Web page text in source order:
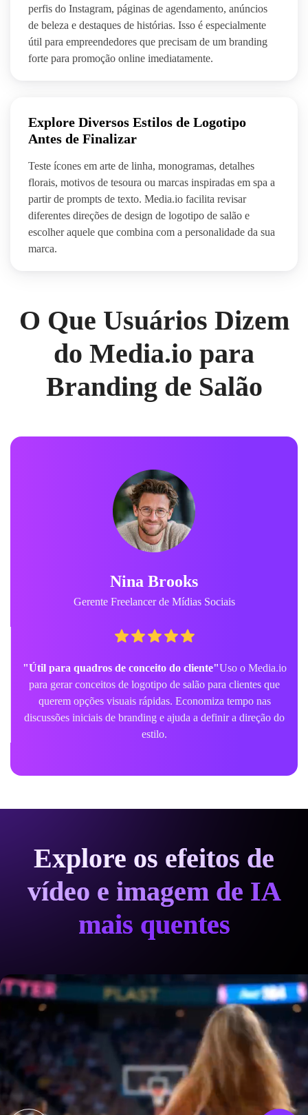
perfis do Instagram, páginas de agendamento, anúncios
de beleza e destaques de histórias. Isso é especialmente
útil para empreendedores que precisam de um branding
forte para promoção online imediatamente.
Explore Diversos Estilos de Logotipo
Antes de Finalizar
Teste ícones em arte de linha, monogramas, detalhes
florais, motivos de tesoura ou marcas inspiradas em spa a
partir de prompts de texto. Media.io facilita revisar
diferentes direções de design de logotipo de salão e
escolher aquele que combina com a personalidade da sua
marca.
O Que Usuários Dizem
do Media.io para
Branding de Salão
Nina Brooks
Gerente Freelancer de Mídias Sociais
"Útil para quadros de conceito do cliente"Uso o Media.io
para gerar conceitos de logotipo de salão para clientes que
querem opções visuais rápidas. Economiza tempo nas
discussões iniciais de branding e ajuda a definir a direção do
estilo.
Explore os efeitos de
vídeo e imagem de IA
mais quentes